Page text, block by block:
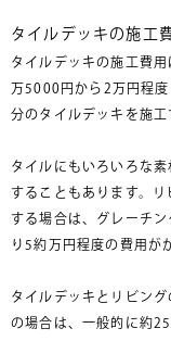
タイルデッキの施工
タイルデッキの施工費
万5000円から2万円程
分のタイルデッキを施
タイルにもいろいろな
することもあります。
する場合は、グレーチ
り5約万円程度の費用が
タイルデッキとリビン
の場合は、一般的に約